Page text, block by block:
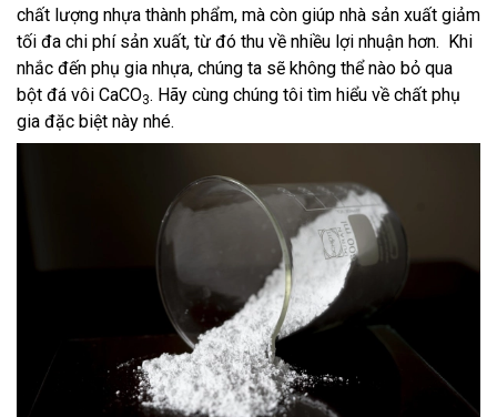
chất lượng nhựa thành phẩm, mà còn giúp nhà sản xuất giảm
tối đa chi phí sản xuất, từ đó thu về nhiều lợi nhuận hơn. Khi
nhắc đến phụ gia nhựa, chúng ta sẽ không thể nào bỏ qua
bột đá vôi CaCO3. Hãy cùng chúng tôi tìm hiểu về chất phụ
gia đặc biệt này nhé.